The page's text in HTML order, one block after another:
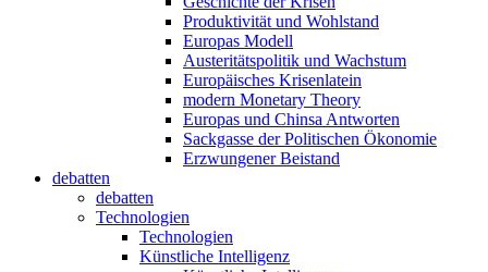
Produktivität und Wohlstand
Europas Modell
Austeritätspolitik und Wachstum
Europäisches Krisenlatein
modern Monetary Theory
Europas und Chinsa Antworten
Sackgasse der Politischen Ökonomie
Erzwungener Beistand
debatten
debatten
Technologien
Technologien
Künstliche Intelligenz